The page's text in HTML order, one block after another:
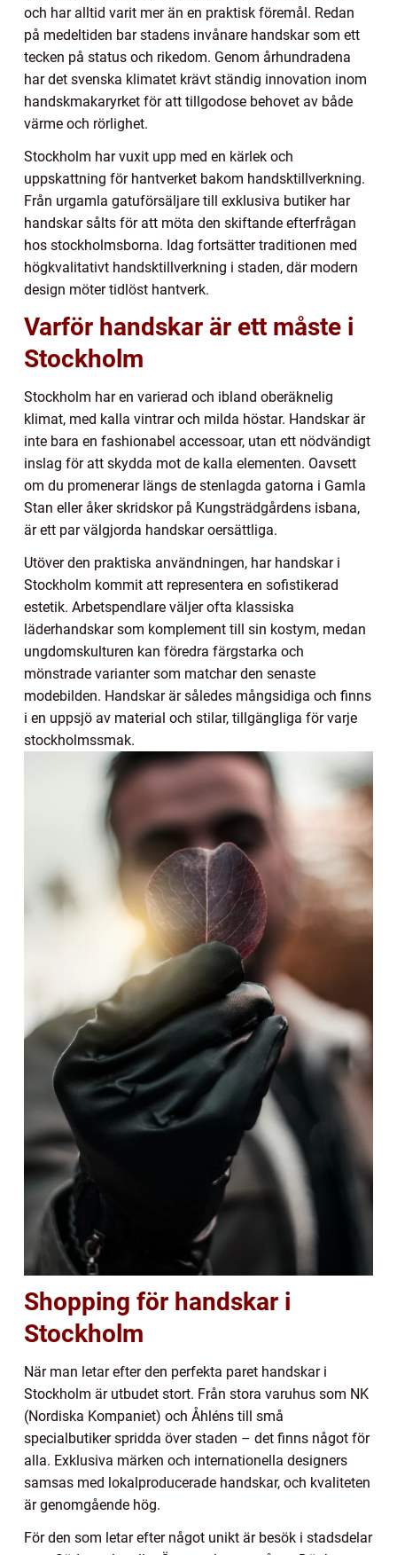
och har alltid varit mer än en praktisk föremål. Redan
på medeltiden bar stadens invånare handskar som ett
tecken på status och rikedom. Genom århundradena
har det svenska klimatet krävt ständig innovation inom
handskmakaryrket för att tillgodose behovet av både
värme och rörlighet.
Stockholm har vuxit upp med en kärlek och
uppskattning för hantverket bakom handsktillverkning.
Från urgamla gatuförsäljare till exklusiva butiker har
handskar sålts för att möta den skiftande efterfrågan
hos stockholmsborna. Idag fortsätter traditionen med
högkvalitativt handsktillverkning i staden, där modern
design möter tidlöst hantverk.
Varför handskar är ett måste i
Stockholm
Stockholm har en varierad och ibland oberäknelig
klimat, med kalla vintrar och milda höstar. Handskar är
inte bara en fashionabel accessoar, utan ett nödvändigt
inslag för att skydda mot de kalla elementen. Oavsett
om du promenerar längs de stenlagda gatorna i Gamla
Stan eller åker skridskor på Kungsträdgårdens isbana,
är ett par välgjorda handskar oersättliga.
Utöver den praktiska användningen, har handskar i
Stockholm kommit att representera en sofistikerad
estetik. Arbetspendlare väljer ofta klassiska
läderhandskar som komplement till sin kostym, medan
ungdomskulturen kan föredra färgstarka och
mönstrade varianter som matchar den senaste
modebilden. Handskar är således mångsidiga och finns
i en uppsjö av material och stilar, tillgängliga för varje
stockholmssmak.
Shopping för handskar i
Stockholm
När man letar efter den perfekta paret handskar i
Stockholm är utbudet stort. Från stora varuhus som NK
(Nordiska Kompaniet) och Åhléns till små
specialbutiker spridda över staden – det finns något för
alla. Exklusiva märken och internationella designers
samsas med lokalproducerade handskar, och kvaliteten
är genomgående hög.
För den som letar efter något unikt är besök i stadsdelar